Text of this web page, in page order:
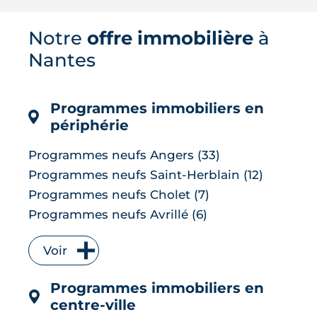
zones plantées. Cette cartographie de
la surchauffe aide désormais à cibler la
renaturation de la ville, du plan Pleine
LIRE L'ARTICLE
Notre offre immobilière à
Nantes
Programmes immobiliers en
périphérie
Programmes neufs Angers (33)
Programmes neufs Saint-Herblain (12)
Programmes neufs Cholet (7)
Programmes neufs Avrillé (6)
Programmes neufs La Chapelle-sur-Erdre
(6)
Programmes neufs Les Herbiers (4)
Programmes neufs Orvault (4)
Programmes neufs Saint-Sébastien-sur-
Voir
Programmes immobiliers en
centre-ville